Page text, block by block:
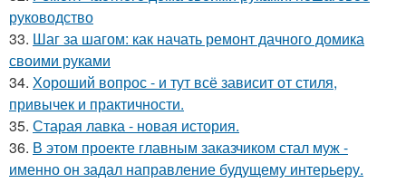
руководство
33. Шаг за шагом: как начать ремонт дачного домика
своими руками
34. Хороший вопрос - и тут всё зависит от стиля,
привычек и практичности.
35. Старая лавка - новая история.
36. В этом проекте главным заказчиком стал муж -
именно он задал направление будущему интерьеру.